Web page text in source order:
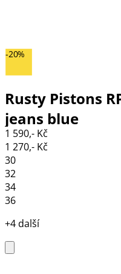
-20%
Rusty Pistons
jeans blue
1 590,- Kč
1 270,- Kč
30
32
34
36
+4 další